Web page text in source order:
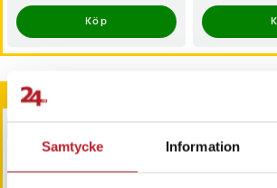
Samtycke Information
Köp
Andra köpte också